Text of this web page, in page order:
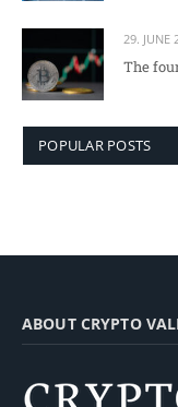
29. JUNE
The
POPULAR POSTS
ABOUT CRYPTO